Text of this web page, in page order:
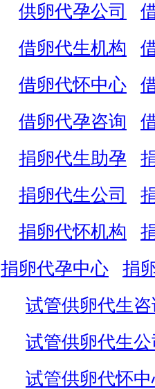
供卵代孕公司
借卵代生机构
借卵代怀中心
借卵代孕咨询
捐卵代生助孕
捐卵代生公司
捐卵代怀机构
捐卵代孕中心
捐
试管供卵代生咨
试管供卵代生公
试管供卵代怀